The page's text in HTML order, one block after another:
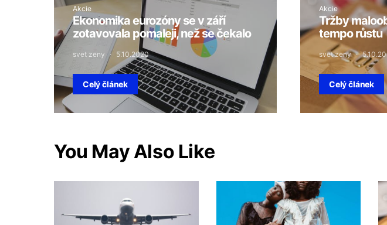
Akcie
Ekonomika eurozóny se v září
zotavovala pomaleji, než se čekalo
svet zeny 5.10.2020
Celý článek
Akcie
Tržby
tempo růstu
svet zeny
Celý článek
You May Also Like